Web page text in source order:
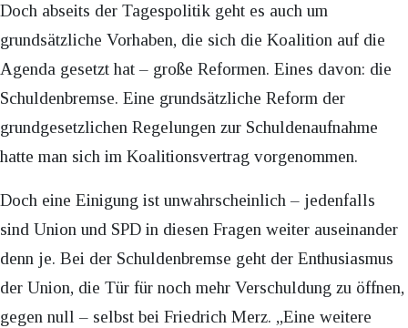
Doch abseits der Tagespolitik geht es auch um
grundsätzliche Vorhaben, die sich die Koalition auf die
Agenda gesetzt hat – große Reformen. Eines davon: die
Schuldenbremse. Eine grundsätzliche Reform der
grundgesetzlichen Regelungen zur Schuldenaufnahme
hatte man sich im Koalitionsvertrag vorgenommen.
Doch eine Einigung ist unwahrscheinlich – jedenfalls
sind Union und SPD in diesen Fragen weiter auseinander
denn je. Bei der Schuldenbremse geht der Enthusiasmus
der Union, die Tür für noch mehr Verschuldung zu öffnen,
gegen null – selbst bei Friedrich Merz. „Eine weitere